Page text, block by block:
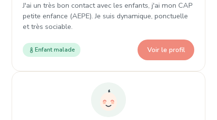
J'ai un très bon contact avec les enfants, j'ai mon CAP
petite enfance (AEPE). Je suis dynamique, ponctuelle
et très sociable.
Enfant malade Voir le profil